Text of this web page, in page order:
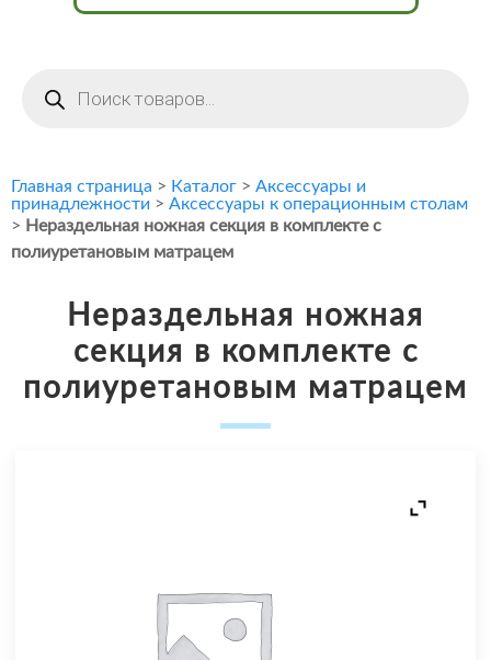
товаров
Главная страница > Каталог > Аксессуары и
принадлежности > Аксессуары к операционным столам
> Нераздельная ножная секция в комплекте с
полиуретановым матрацем
Нераздельная ножная
секция в комплекте с
полиуретановым матрацем